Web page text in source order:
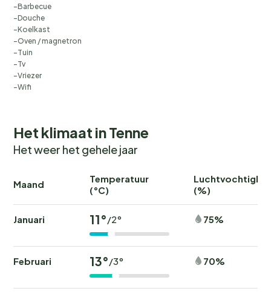
Barbecue
Douche
Koelkast
Oven / magnetron
Tuin
Tv
Vriezer
Wifi
Het klimaat in Tenne
Het weer het gehele jaar
Maand
Temperatuur
(°C)
(%)
Januari 11°/2° 75%
Februari 13°/3° 70%